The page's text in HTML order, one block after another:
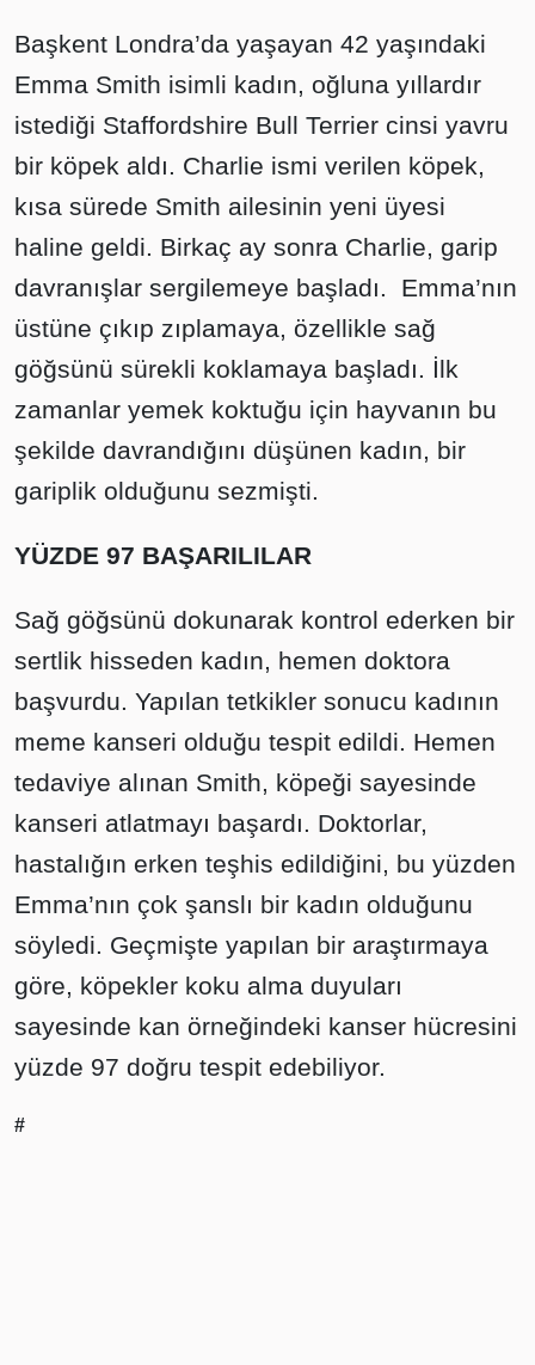
Başkent Londra’da yaşayan 42 yaşındaki
Emma Smith isimli kadın, oğluna yıllardır
istediği Staffordshire Bull Terrier cinsi yavru
bir köpek aldı. Charlie ismi verilen köpek,
kısa sürede Smith ailesinin yeni üyesi
haline geldi. Birkaç ay sonra Charlie, garip
davranışlar sergilemeye başladı. Emma’nın
üstüne çıkıp zıplamaya, özellikle sağ
göğsünü sürekli koklamaya başladı. İlk
zamanlar yemek koktuğu için hayvanın bu
şekilde davrandığını düşünen kadın, bir
gariplik olduğunu sezmişti.
YÜZDE 97 BAŞARILILAR
Sağ göğsünü dokunarak kontrol ederken bir
sertlik hisseden kadın, hemen doktora
başvurdu. Yapılan tetkikler sonucu kadının
meme kanseri olduğu tespit edildi. Hemen
tedaviye alınan Smith, köpeği sayesinde
kanseri atlatmayı başardı. Doktorlar,
hastalığın erken teşhis edildiğini, bu yüzden
Emma’nın çok şanslı bir kadın olduğunu
söyledi. Geçmişte yapılan bir araştırmaya
göre, köpekler koku alma duyuları
sayesinde kan örneğindeki kanser hücresini
yüzde 97 doğru tespit edebiliyor.
#